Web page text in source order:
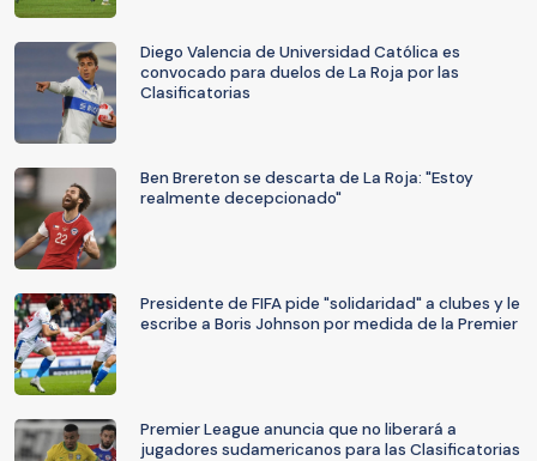
Diego Valencia de Universidad Católica es
convocado para duelos de La Roja por las
Clasificatorias
Ben Brereton se descarta de La Roja: "Estoy
realmente decepcionado"
Presidente de FIFA pide "solidaridad" a clubes y le
escribe a Boris Johnson por medida de la Premier
Premier League anuncia que no liberará a
jugadores sudamericanos para las Clasificatorias